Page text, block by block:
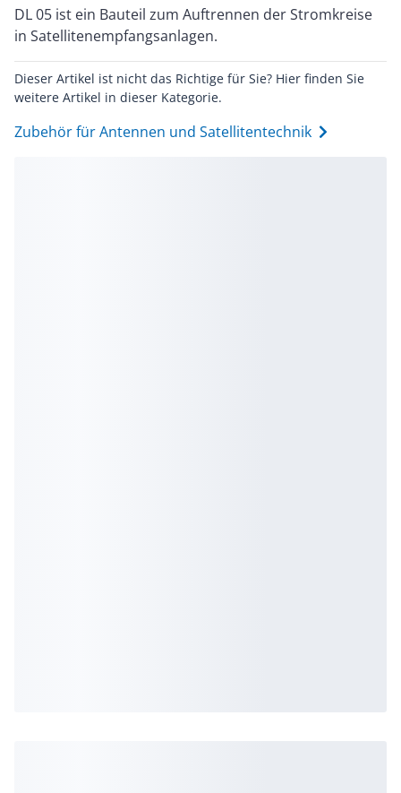
DL 05 ist ein Bauteil zum Auftrennen der Stromkreise
in Satellitenempfangsanlagen.
Dieser Artikel ist nicht das Richtige für Sie? Hier finden Sie
weitere Artikel in dieser Kategorie.
Zubehör für Antennen und Satellitentechnik